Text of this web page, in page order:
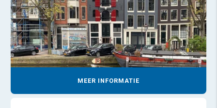
MEER INFORMATIE